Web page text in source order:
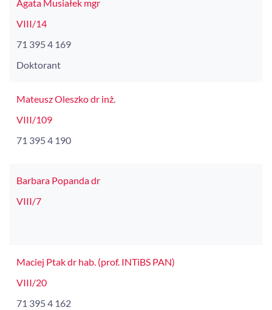
Agata Musiałek mgr
VIII/14
71 395 4 169
Doktorant
Mateusz Oleszko dr inż.
VIII/109
71 395 4 190
Barbara Popanda dr
VIII/7
Maciej Ptak dr hab. (prof. INTiBS PAN)
VIII/20
71 395 4 162